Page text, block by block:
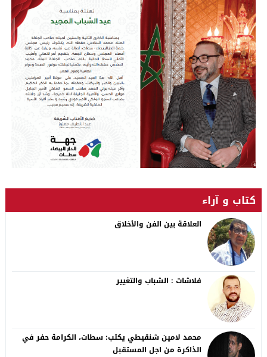
كتاب و آراء
العلاقة بين الفن والأخلاق
فلاشات : الشباب والتغيير
محمد لامين شنقيطي يكتب: سطات، الكرامة حفر في
الذاكرة من اجل المستقبل